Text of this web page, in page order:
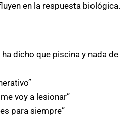
en la respuesta biológica.
dicho que piscina y nada de
voy a lesionar”
para siempre”